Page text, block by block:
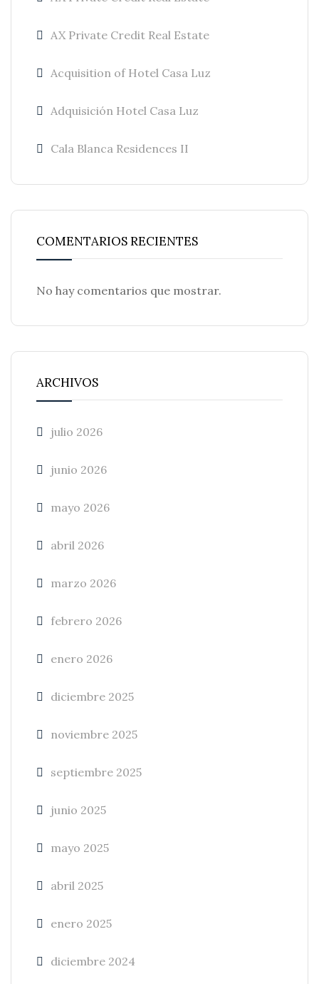
AX Private Credit Real Estate
Acquisition of Hotel Casa Luz
Adquisición Hotel Casa Luz
Cala Blanca Residences II
COMENTARIOS RECIENTES
No hay comentarios que mostrar.
ARCHIVOS
julio 2026
junio 2026
mayo 2026
abril 2026
marzo 2026
febrero 2026
enero 2026
diciembre 2025
noviembre 2025
septiembre 2025
junio 2025
mayo 2025
abril 2025
enero 2025
diciembre 2024